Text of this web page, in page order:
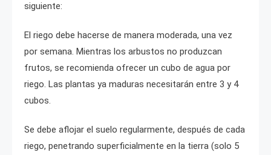
siguiente:
El riego debe hacerse de manera moderada, una vez
por semana. Mientras los arbustos no produzcan
frutos, se recomienda ofrecer un cubo de agua por
riego. Las plantas ya maduras necesitarán entre 3 y 4
cubos.
Se debe aflojar el suelo regularmente, después de cada
riego, penetrando superficialmente en la tierra (solo 5